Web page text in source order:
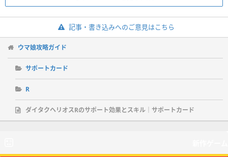
記事・書き込みへのご意見はこちら
ウマ娘攻略ガイド
サポートカード
R
ダイタクヘリオスRのサポート効果とスキル｜サポートカード